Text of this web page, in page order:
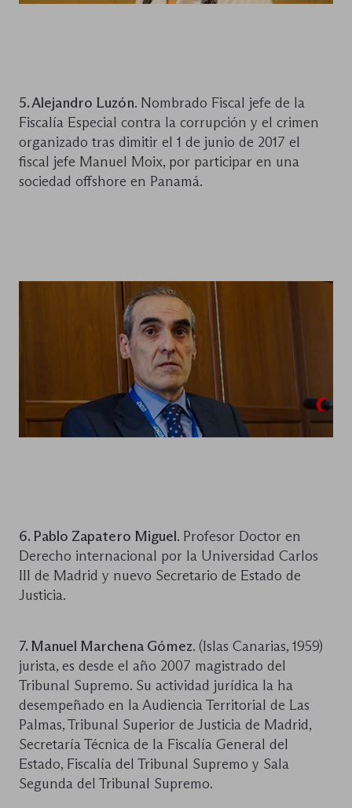
5. Alejandro Luzón. Nombrado Fiscal jefe de la
Fiscalía Especial contra la corrupción y el crimen
organizado tras dimitir el 1 de junio de 2017 el
fiscal jefe Manuel Moix, por participar en una
sociedad offshore en Panamá.
6. Pablo Zapatero Miguel. Profesor Doctor en
Derecho internacional por la Universidad Carlos
III de Madrid y nuevo Secretario de Estado de
Justicia.
7. Manuel Marchena Gómez. (Islas Canarias, 1959)
jurista, es desde el año 2007 magistrado del
Tribunal Supremo. Su actividad jurídica la ha
desempeñado en la Audiencia Territorial de Las
Palmas, Tribunal Superior de Justicia de Madrid,
Secretaría Técnica de la Fiscalía General del
Estado, Fiscalía del Tribunal Supremo y Sala
Segunda del Tribunal Supremo.